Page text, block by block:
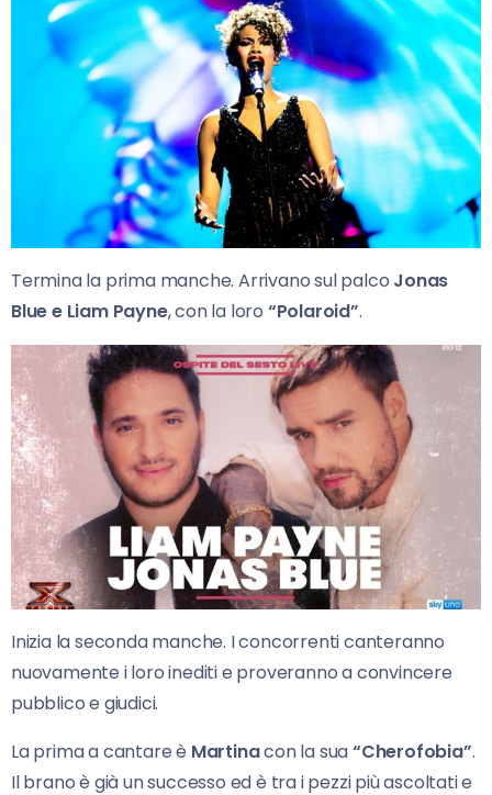
Termina la prima manche. Arrivano sul palco Jonas
Blue e Liam Payne, con la loro “Polaroid”.
Inizia la seconda manche. I concorrenti canteranno
nuovamente i loro inediti e proveranno a convincere
pubblico e giudici.
La prima a cantare è Martinacon la sua“Cherofobia”.
Il brano è già un successo ed è tra i pezzi più ascoltati e